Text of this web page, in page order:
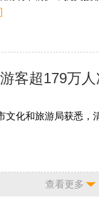
客超179万人
化和旅游局获悉
查看更多